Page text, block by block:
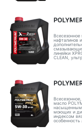
нафталинов
линейки
CLEAN,
масло
насыщенным
моющих и
индексом
особенность